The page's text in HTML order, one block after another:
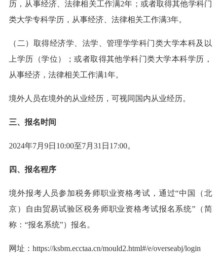
历，从事经济、法律相关工作满2年；或者取得其他学科门
类大学专科学历，从事经济、法律相关工作满3年。
（二）取得经济学、法学、管理学学科门类大学本科及以
上学历（学位）；或者取得其他学科门类大学本科学历，
从事经济，法律相关工作满1年。
境外人员在境外的从业经历，可视同国内从业经历。
三、报名时间
2024年7月9日10:00至7月31日17:00。
四、报名程序
境外报考人员参加税务师职业资格考试，通过“中国（北
京）自由贸易试验区税务师职业资格考试报名系统”（简
称：“报名系统”）报名。
网址：https://ksbm.ecctaa.cn/mould2.html#/e/overseabj/login